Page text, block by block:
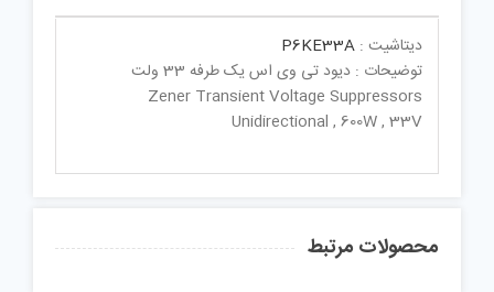
دیتاشیت : P6KE33A
توضیحات : دیود تی وی اس یک طرفه 33 ولت
Zener Transient Voltage Suppressors
Unidirectional , 600W , 33V
محصولات مرتبط